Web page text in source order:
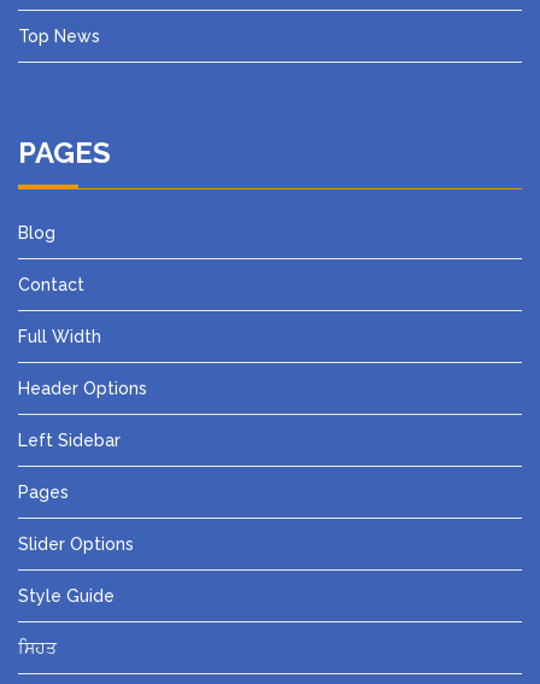
Top News
PAGES
Blog
Contact
Full Width
Header Options
Left Sidebar
Pages
Slider Options
Style Guide
ਸਿਹਤ